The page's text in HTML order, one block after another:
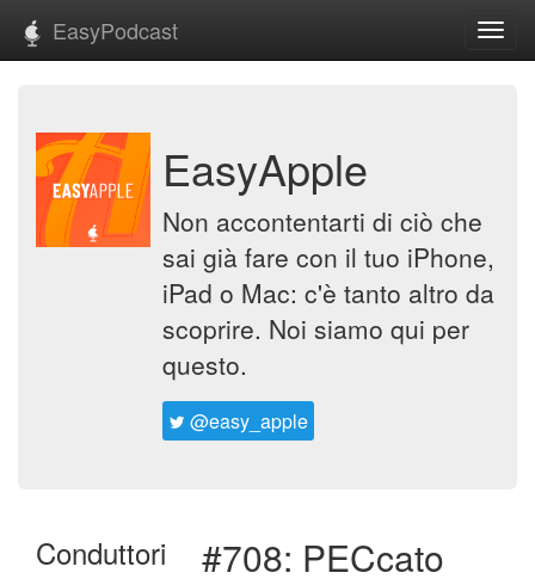
EasyPodcast
EasyApple
Non accontentarti di ciò che
sai già fare con il tuo iPhone,
iPad o Mac: c'è tanto altro da
scoprire. Noi siamo qui per
questo.
@easy_apple
Conduttori #708: PECcato